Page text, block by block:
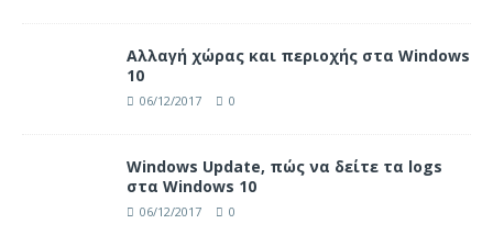
Αλλαγή χώρας και περιοχής στα Windows
10
06/12/2017 0
Windows Update, πώς να δείτε τα logs
στα Windows 10
06/12/2017 0